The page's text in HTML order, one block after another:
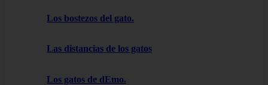
Los bostezos del gato.
Las distancias de los gatos
Los gatos de dEmo.